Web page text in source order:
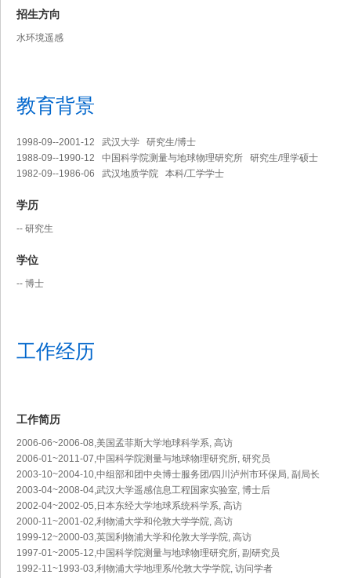
招生方向
水环境遥感
教育背景
1998-09--2001-12 武汉大学 研究生/博士
1988-09--1990-12 中国科学院测量与地球物理研究所 研究生/理学硕士
1982-09--1986-06 武汉地质学院 本科/工学学士
学历
-- 研究生
学位
-- 博士
工作经历
工作简历
2006-06~2006-08,美国孟菲斯大学地球科学系, 高访
2006-01~2011-07,中国科学院测量与地球物理研究所, 研究员
2003-10~2004-10,中组部和团中央博士服务团/四川泸州市环保局, 副局长
2003-04~2008-04,武汉大学遥感信息工程国家实验室, 博士后
2002-04~2002-05,日本东经大学地球系统科学系, 高访
2000-11~2001-02,利物浦大学和伦敦大学学院, 高访
1999-12~2000-03,英国利物浦大学和伦敦大学学院, 高访
1997-01~2005-12,中国科学院测量与地球物理研究所, 副研究员
1992-11~1993-03,利物浦大学地理系/伦敦大学学院, 访问学者